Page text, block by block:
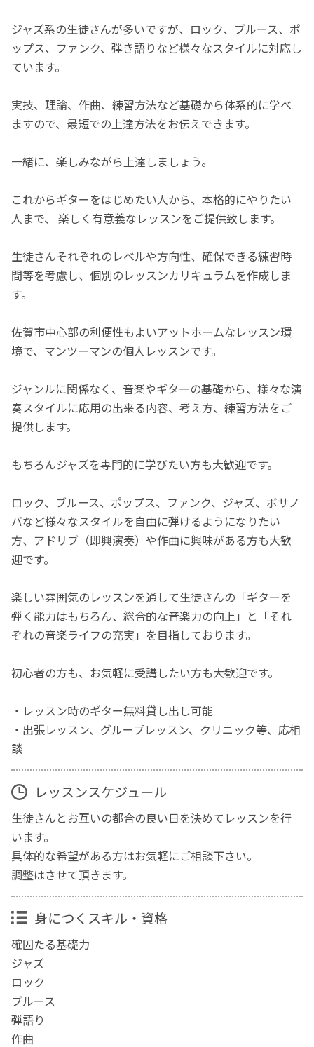
ジャズ系の生徒さんが多いですが、ロック、ブルース、ポ
ップス、ファンク、弾き語りなど様々なスタイルに対応し
ています。
実技、理論、作曲、練習方法など基礎から体系的に学べ
ますので、最短での上達方法をお伝えできます。
一緒に、楽しみながら上達しましょう。
これからギターをはじめたい人から、本格的にやりたい
人まで、 楽しく有意義なレッスンをご提供致します。
生徒さんそれぞれのレベルや方向性、確保できる練習時
間等を考慮し、個別のレッスンカリキュラムを作成しま
す。
佐賀市中心部の利便性もよいアットホームなレッスン環
境で、マンツーマンの個人レッスンです。
ジャンルに関係なく、音楽やギターの基礎から、様々な演
奏スタイルに応用の出来る内容、考え方、練習方法をご
提供します。
もちろんジャズを専門的に学びたい方も大歓迎です。
ロック、ブルース、ポップス、ファンク、ジャズ、ボサノ
バなど様々なスタイルを自由に弾けるようになりたい
方、アドリブ（即興演奏）や作曲に興味がある方も大歓
迎です。
楽しい雰囲気のレッスンを通して生徒さんの「ギターを
弾く能力はもちろん、総合的な音楽力の向上」と「それ
ぞれの音楽ライフの充実」を目指しております。
初心者の方も、お気軽に受講したい方も大歓迎です。
・レッスン時のギター無料貸し出し可能
・出張レッスン、グループレッスン、クリニック等、応相
談
レッスンスケジュール
生徒さんとお互いの都合の良い日を決めてレッスンを行
います。
具体的な希望がある方はお気軽にご相談下さい。
調整はさせて頂きます。
身につくスキル・資格
確固たる基礎力
ジャズ
ロック
ブルース
弾語り
作曲